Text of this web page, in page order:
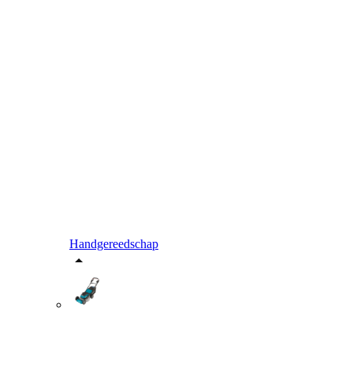
Handgereedschap